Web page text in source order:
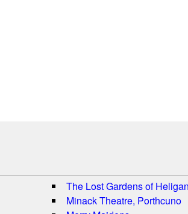
The Lost Gardens of
Minack Theatre, Porthcuno